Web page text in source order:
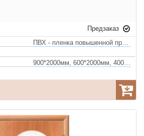
Предзаказ
ПВХ - пленка повышенной прочности
900*2000мм, 600*2000мм, 400*2000мм, 700*2000мм, 800*2000мм